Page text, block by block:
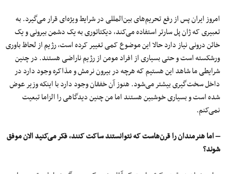
امروز ایران پس از رفع تحریم‌های بین‌المللی در شرایط ویژه‌ای قرار می‌گیرد. به
تعبیری که ژان پل سارتر استفاده می‌کند، دیکتاتوری به یک دشمن بیرونی و یک
خائن درونی نیاز دارد حالا این موضوع کمی تغییر کرده است، رژیم از لحاظ باوری
ورشکسته است و حتی بسیاری از افراد مومن از رژیم ناراضی هستند. در چنین
شرایطی ما شاهد این هستیم که هرچه در بیرون نرمش و مذاکره وجود دارد در
داخل سخت‌گیری بیشتر می‌شود. هنوز آن خفقان وجود دارد با اینکه وزیر عوض
شده است و بسیاری خوشبین هستند اما من چنین دیدگاهی را الزاما تبعیت
نمی‌کنم.
– اما هنرمندان را قرن‌هاست که نتوانستند ساکت کنند، فکر می‌کنید الان موفق
شوند؟